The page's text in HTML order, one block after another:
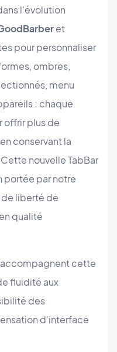
l'évolution
et
pour personnaliser
ombres,
menu
: chaque
offrir plus de
conservant la
nouvelle TabBar
par notre
de liberté de
qualité
accompagnent cette
fluidité aux
des
d'interface